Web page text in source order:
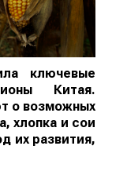
ключевые
Китая.
о возможных
хлопка и сои
их развития,